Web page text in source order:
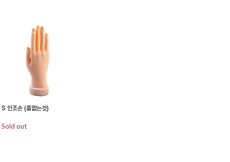
S 인조손 (홈없는것)
Sold out